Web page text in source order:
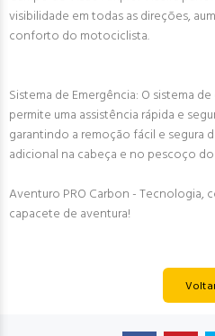
visibilidade em todas as direções,
conforto do motociclista.
Sistema de Emergência: O sistema
permite uma assistência rápida e
garantindo a remoção fácil e segura
adicional na cabeça e no pescoço
Aventuro PRO Carbon - Tecnologia,
capacete de aventura!